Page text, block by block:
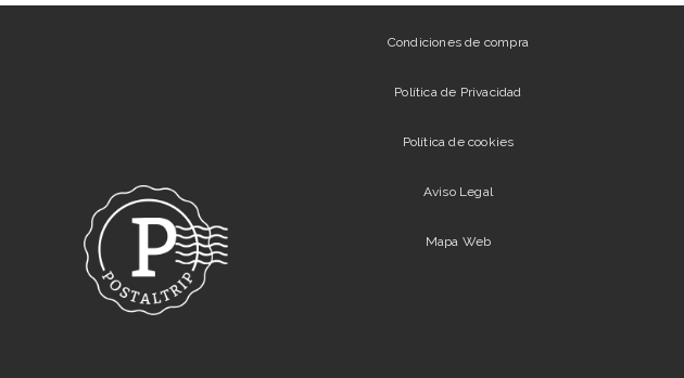
Condiciones de compra
Política de Privacidad
Política de cookies
Aviso Legal
Mapa Web